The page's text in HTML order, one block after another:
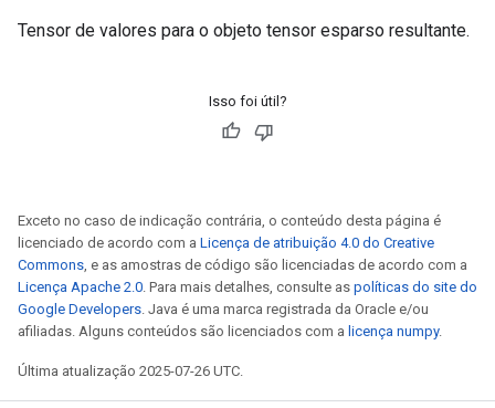
Tensor de valores para o objeto tensor esparso resultante.
Isso foi útil?
Exceto no caso de indicação contrária, o conteúdo desta página é
licenciado de acordo com a Licença de atribuição 4.0 do Creative
Commons, e as amostras de código são licenciadas de acordo com a
Licença Apache 2.0. Para mais detalhes, consulte as políticas do site do
Google Developers. Java é uma marca registrada da Oracle e/ou
afiliadas. Alguns conteúdos são licenciados com a licença numpy.
Última atualização 2025-07-26 UTC.